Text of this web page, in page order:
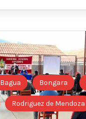
Bagua Bongara
Rodriguez de Mendoza